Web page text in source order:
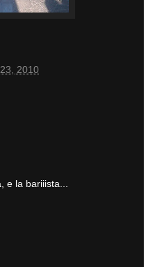
2010
e la bariiista...